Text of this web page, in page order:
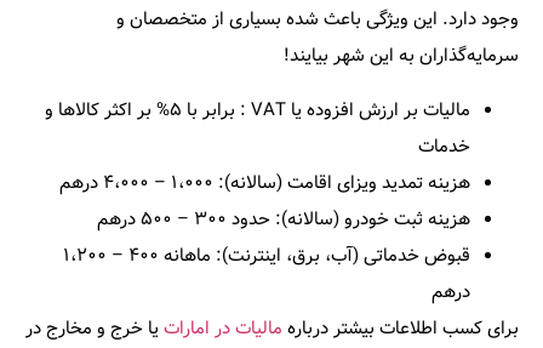
وجود دارد. این ویژگی باعث شده بسیاری از متخصصان و
سرمایه‌گذاران به این شهر بیایند!
مالیات بر ارزش افزوده یا VAT : برابر با ۵% بر اکثر کالاها و
خدمات
هزینه تمدید ویزای اقامت (سالانه): ۱،۰۰۰ – ۴،۰۰۰ درهم
هزینه ثبت خودرو (سالانه): حدود ۳۰۰ – ۵۰۰ درهم
قبوض خدماتی (آب، برق، اینترنت): ماهانه ۴۰۰ – ۱،۲۰۰
درهم
برای کسب اطلاعات بیشتر درباره مالیات در اماراتیا خرج و مخارج در